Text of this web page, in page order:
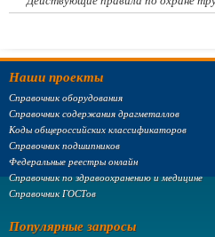
Наши проекты
Справочник оборудования
Справочник содержания драгметаллов
Коды общероссийских классификаторов
Справочник подшипников
Федеральные реестры онлайн
Справочник по здравоохранению и медицине
Справочник ГОСТов
Популярные запросы